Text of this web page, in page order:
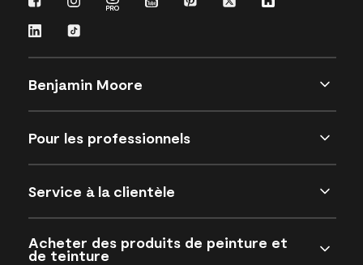
Benjamin Moore
Pour les professionnels
Service à la clientèle
Acheter des produits de peinture et
de teinture